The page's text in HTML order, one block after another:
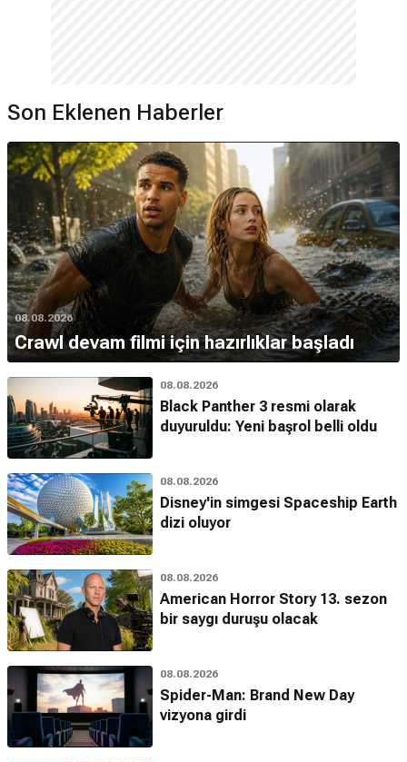
Son Eklenen Haberler
08.08.2026
Crawl devam filmi için hazırlıklar başladı
08.08.2026
Black Panther 3 resmi olarak
duyuruldu: Yeni başrol belli oldu
08.08.2026
Disney'in simgesi Spaceship Earth
dizi oluyor
08.08.2026
American Horror Story 13. sezon
bir saygı duruşu olacak
08.08.2026
Spider-Man: Brand New Day
vizyona girdi